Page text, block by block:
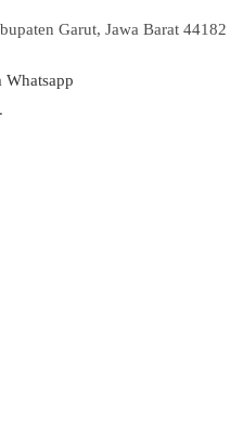
Garut, Jawa Barat 44182
Whatsapp